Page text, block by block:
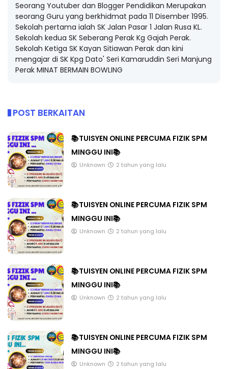
Seorang Youtuber dan Blogger Pendidikan Merupakan
seorang Guru yang berkhidmat pada 11 Disember 1995.
Sekolah pertama ialah SK Jalan Pasar 1 Jalan Rusa KL.
Sekolah kedua SK Seberang Perak Kg Gajah Perak.
Sekolah Ketiga SK Kayan Sitiawan Perak dan kini
mengajar di SK Kpg Dato' Seri Kamaruddin Seri Manjung
Perak MINAT BERMAIN BOWLING
POST BERKAITAN
📚TUISYEN ONLINE PERCUMA FIZIK SPM
MINGGU INI📚
Unknown 2 tahun yang lalu
📚TUISYEN ONLINE PERCUMA FIZIK SPM
MINGGU INI📚
Unknown 2 tahun yang lalu
📚TUISYEN ONLINE PERCUMA FIZIK SPM
MINGGU INI📚
Unknown 2 tahun yang lalu
📚TUISYEN ONLINE PERCUMA FIZIK SPM
MINGGU INI📚
Unknown 2 tahun yang lalu